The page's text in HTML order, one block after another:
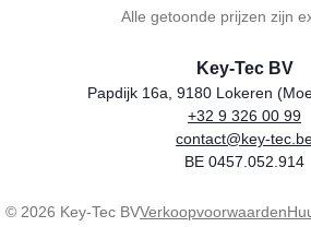
Alle getoonde prijzen zijn
Key-Tec BV
Adres
Papdijk 16a, 9180 Lokeren
Telefoon
+32 9 326 00 99
E-mail
contact@key-
BTW-
BE 0457.052.914
© 2026 Key-Tec BVVerkoopvoorwaarden